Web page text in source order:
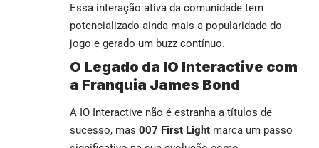
Essa interação ativa da comunidade tem
potencializado ainda mais a popularidade do
jogo e gerado um buzz contínuo.
O Legado da IO Interactive com
a Franquia James Bond
A IO Interactive não é estranha a títulos de
sucesso, mas 007 First Light marca um passo